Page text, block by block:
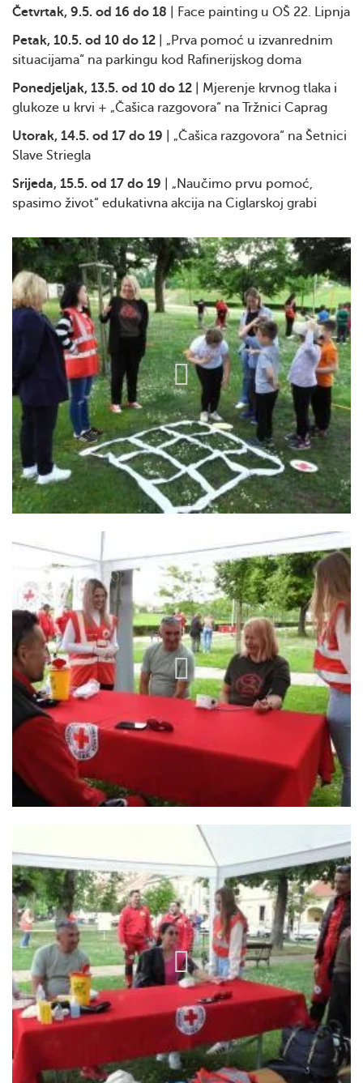
Četvrtak, 9.5. od 16 do 18 | Face painting u OŠ 22. Lipnja
Petak, 10.5. od 10 do 12 | „Prva pomoć u izvanrednim
situacijama“ na parkingu kod Rafinerijskog doma
Ponedjeljak, 13.5. od 10 do 12 | Mjerenje krvnog tlaka i
glukoze u krvi + „Čašica razgovora“ na Tržnici Caprag
Utorak, 14.5. od 17 do 19 | „Čašica razgovora“ na Šetnici
Slave Striegla
Srijeda, 15.5. od 17 do 19 | „Naučimo prvu pomoć,
spasimo život“ edukativna akcija na Ciglarskoj grabi